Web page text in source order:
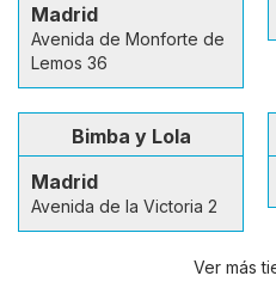
Madrid
Avenida de Monforte de
Lemos 36
Bimba y Lola
Madrid
Avenida de la Victoria 2
Ver más